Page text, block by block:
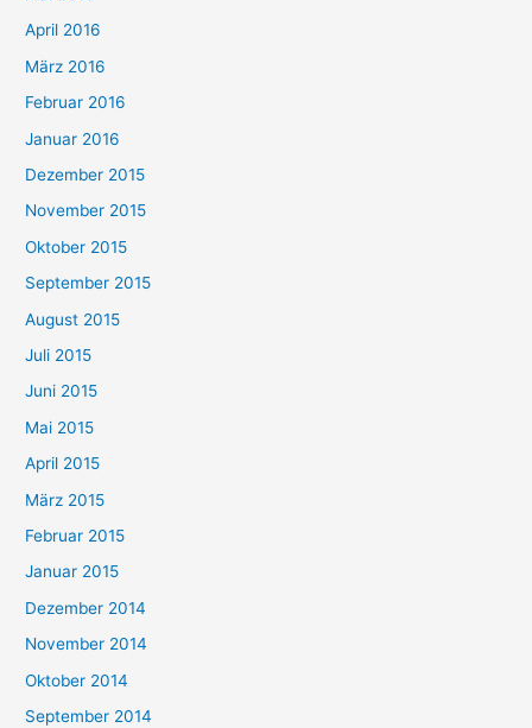
April 2016
März 2016
Februar 2016
Januar 2016
Dezember 2015
November 2015
Oktober 2015
September 2015
August 2015
Juli 2015
Juni 2015
Mai 2015
April 2015
März 2015
Februar 2015
Januar 2015
Dezember 2014
November 2014
Oktober 2014
September 2014